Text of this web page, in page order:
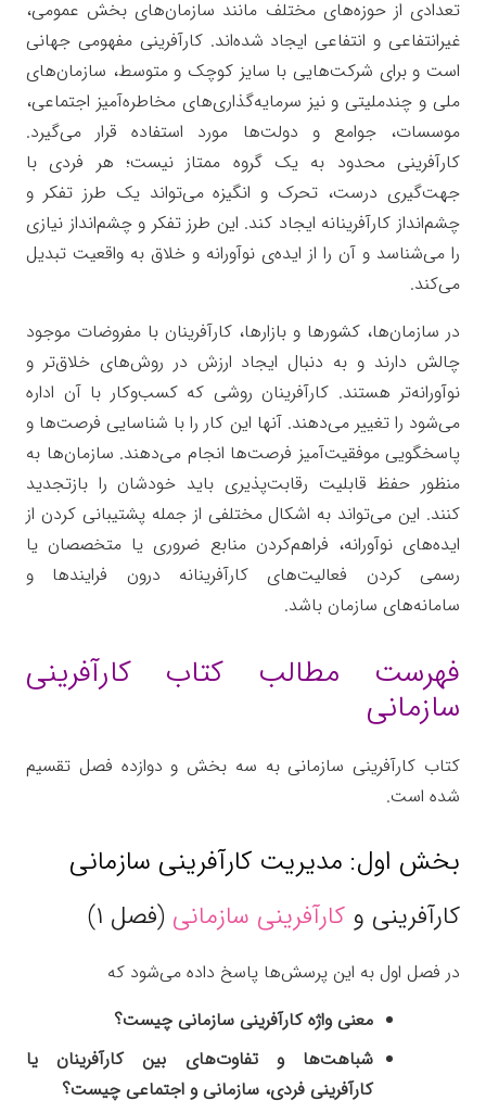
تعدادی از حوزه‌های مختلف مانند سازمان‌های بخش عمومی،
غیرانتفاعی و انتفاعی ایجاد شده‌اند. کارآفرینی مفهومی جهانی
است و برای شرکت‌هایی با سایز کوچک و متوسط، سازمان‌های
ملی و چندملیتی و نیز سرمایه‌گذاری‌های مخاطره‌آمیز اجتماعی،
موسسات، جوامع و دولت‌ها مورد استفاده قرار می‌گیرد.
کارآفرینی محدود به یک گروه ممتاز نیست؛ هر فردی با
جهت‌گیری درست، تحرک و انگیزه می‌تواند یک طرز تفکر و
چشم‌انداز کارآفرینانه ایجاد کند. این طرز تفکر و چشم‌انداز نیازی
را می‌شناسد و آن را از ایده‌ی نوآورانه و خلاق به واقعیت تبدیل
می‌کند.
در سازمان‌ها، کشورها و بازارها، کارآفرینان با مفروضات موجود
چالش دارند و به دنبال ایجاد ارزش در روش‌های خلاق‌تر و
نوآورانه‌تر هستند. کارآفرینان روشی که کسب‌وکار با آن اداره
می‌شود را تغییر می‌دهند. آنها این کار را با شناسایی فرصت‌ها و
پاسخگویی موفقیت‌آمیز فرصت‌ها انجام می‌دهند. سازمان‌ها به
منظور حفظ قابلیت رقابت‌پذیری باید خودشان را بازتجدید
کنند. این می‌تواند به اشکال مختلفی از جمله پشتیبانی کردن از
ایده‌های نوآورانه، فراهم‌کردن منابع ضروری یا متخصصان یا
رسمی کردن فعالیت‌های کارآفرینانه درون فرایندها و
سامانه‌های سازمان باشد.
فهرست مطالب کتاب کارآفرینی
سازمانی
کتاب کارآفرینی سازمانی به سه بخش و دوازده فصل تقسیم
شده است.
بخش اول: مدیریت کارآفرینی سازمانی
کارآفرینی و کارآفرینی سازمانی (فصل ۱)
در فصل اول به این پرسش‌ها پاسخ داده می‌شود که
معنی واژه کارآفرینی سازمانی چیست؟
شباهت‌ها و تفاوت‌های بین کارآفرینان یا
کارآفرینی فردی، سازمانی و اجتماعی چیست؟